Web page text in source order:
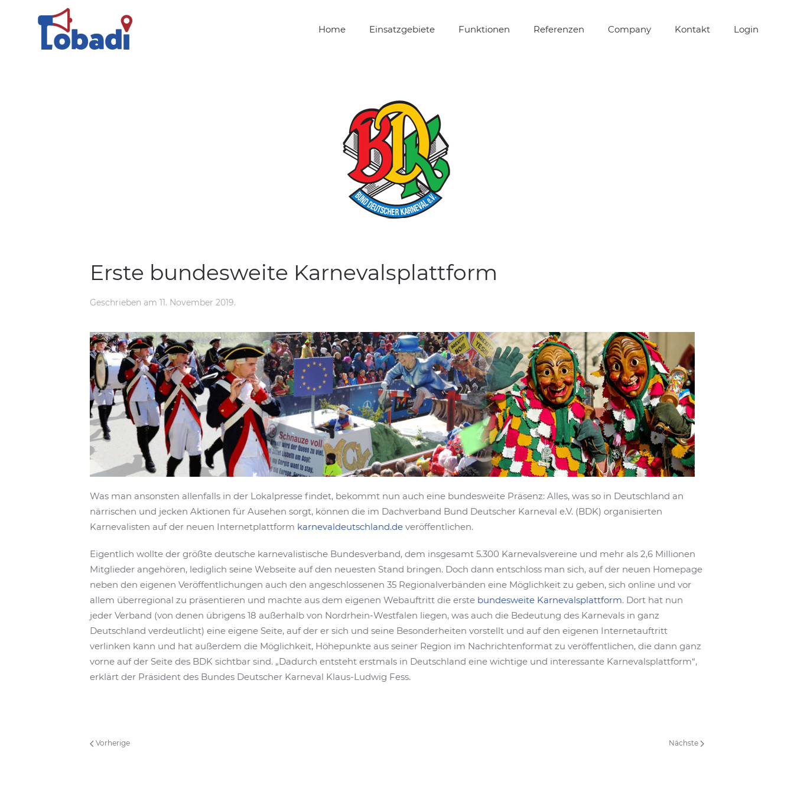
Home Einsatzgebiete Funktionen Referenzen Company Kontakt Login
Erste bundesweite Karnevalsplattform
Geschrieben am 11. November 2019.
Was man ansonsten allenfalls in der Lokalpresse findet, bekommt nun auch eine bundesweite Präsenz: Alles, was so in Deutschland an
närrischen und jecken Aktionen für Ausehen sorgt, können die im Dachverband Bund Deutscher Karneval e.V. (BDK) organisierten
Karnevalisten auf der neuen Internetplattform karnevaldeutschland.de veröffentlichen.
Eigentlich wollte der größte deutsche karnevalistische Bundesverband, dem insgesamt 5.300 Karnevalsvereine und mehr als 2,6 Millionen
Mitglieder angehören, lediglich seine Webseite auf den neuesten Stand bringen. Doch dann entschloss man sich, auf der neuen Homepage
neben den eigenen Veröffentlichungen auch den angeschlossenen 35 Regionalverbänden eine Möglichkeit zu geben, sich online und vor
allem überregional zu präsentieren und machte aus dem eigenen Webauftritt die erste bundesweite Karnevalsplattform. Dort hat nun
jeder Verband (von denen übrigens 18 außerhalb von Nordrhein-Westfalen liegen, was auch die Bedeutung des Karnevals in ganz
Deutschland verdeutlicht) eine eigene Seite, auf der er sich und seine Besonderheiten vorstellt und auf den eigenen Internetauftritt
verlinken kann und hat außerdem die Möglichkeit, Höhepunkte aus seiner Region im Nachrichtenformat zu veröffentlichen, die dann ganz
vorne auf der Seite des BDK sichtbar sind. „Dadurch entsteht erstmals in Deutschland eine wichtige und interessante Karnevalsplattform“,
erklärt der Präsident des Bundes Deutscher Karneval Klaus-Ludwig Fess.
Vorherige Nächste